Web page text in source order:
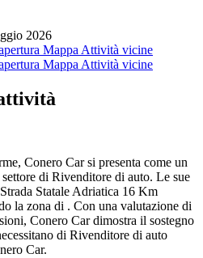
2026
Mappa Attività vicine
Mappa Attività vicine
Conero Car si presenta come un
di Rivenditore di auto. Le sue
Statale Adriatica 16 Km
la zona di . Con una valutazione di
Conero Car dimostra il sostegno
di Rivenditore di auto
Car.